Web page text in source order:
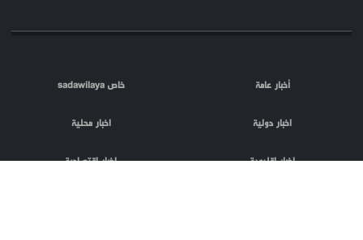
أخبار عامة خاص sadawilaya
اخبار دولية اخبار محلية
اخبار اقليمية اخبار اقتصادية